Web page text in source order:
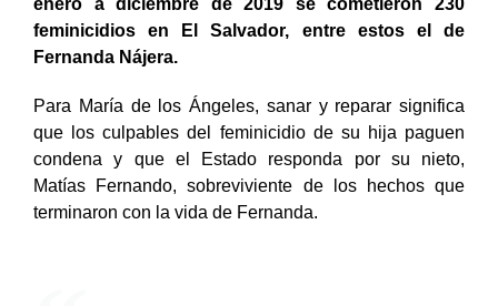
enero a diciembre de 2019 se cometieron 230
feminicidios en El Salvador, entre estos el de
Fernanda Nájera.
Para María de los Ángeles, sanar y reparar significa
que los culpables del feminicidio de su hija paguen
condena y que el Estado responda por su nieto,
Matías Fernando, sobreviviente de los hechos que
terminaron con la vida de Fernanda.